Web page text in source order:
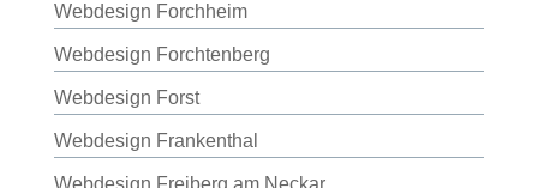
Webdesign Forchheim
Webdesign Forchtenberg
Webdesign Forst
Webdesign Frankenthal
Webdesign Freiberg am Neckar